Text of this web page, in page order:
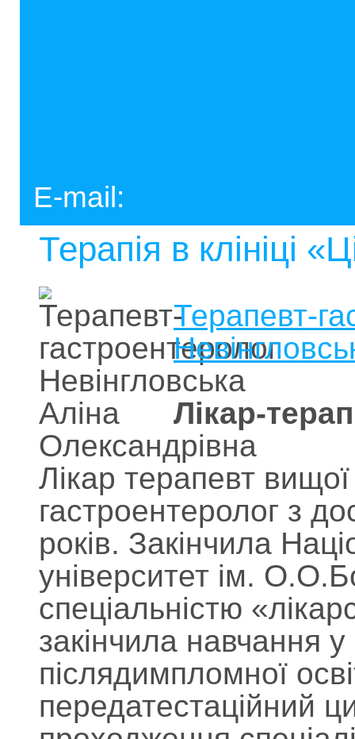
E-mail:
Терапія в
Терапевт-
Лікар-
Лікар терапевт вищої
гастроентеролог з
років. Закінчила
університет ім.
спеціальністю
закінчила навчання
післядимпломної
передатестаційний